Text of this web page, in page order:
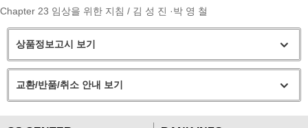
Chapter 23 임상을 위한 지침 / 김 성 진 ·박 영 철
상품정보고시 보기
교환/반품/취소 안내 보기